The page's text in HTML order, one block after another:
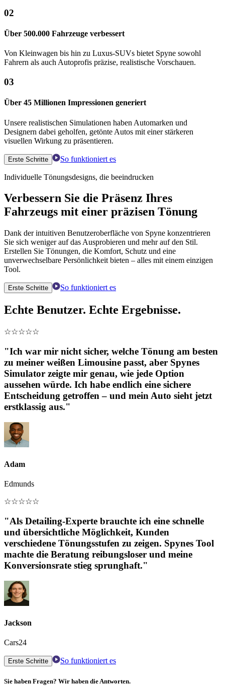
02
Über 500.000 Fahrzeuge verbessert
Von Kleinwagen bis hin zu Luxus-SUVs bietet Spyne sowohl
Fahrern als auch Autoprofis präzise, ​​realistische Vorschauen.
03
Über 45 Millionen Impressionen generiert
Unsere realistischen Simulationen haben Automarken und
Designern dabei geholfen, getönte Autos mit einer stärkeren
visuellen Wirkung zu präsentieren.
Erste Schritte So funktioniert es
Individuelle Tönungsdesigns, die beeindrucken
Verbessern Sie die Präsenz Ihres
Fahrzeugs mit einer präzisen Tönung
Dank der intuitiven Benutzeroberfläche von Spyne konzentrieren
Sie sich weniger auf das Ausprobieren und mehr auf den Stil.
Erstellen Sie Tönungen, die Komfort, Schutz und eine
unverwechselbare Persönlichkeit bieten – alles mit einem einzigen
Tool.
Erste Schritte So funktioniert es
Echte Benutzer. Echte Ergebnisse.
☆☆☆☆☆
"Ich war mir nicht sicher, welche Tönung am besten
zu meiner weißen Limousine passt, aber Spynes
Simulator zeigte mir genau, wie jede Option
aussehen würde. Ich habe endlich eine sichere
Entscheidung getroffen – und mein Auto sieht jetzt
erstklassig aus."
Adam
Edmunds
☆☆☆☆☆
"Als Detailing-Experte brauchte ich eine schnelle
und übersichtliche Möglichkeit, Kunden
verschiedene Tönungsstufen zu zeigen. Spynes Tool
machte die Beratung reibungsloser und meine
Konversionsrate stieg sprunghaft."
Jackson
Cars24
Erste Schritte So funktioniert es
Sie haben Fragen? Wir haben die Antworten.